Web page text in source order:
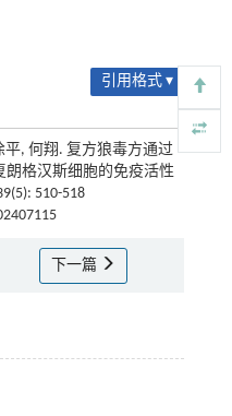
引用格式 ▾
, 何翔. 复方狼毒方通过
朗格汉斯细胞的免疫活性
510-518
下一篇